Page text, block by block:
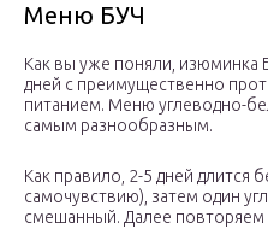
Меню БУЧ
Как вы уже поняли, изюминка
дней с преимущественно
питанием. Меню углеводно-
самым разнообразным.
Как правило, 2-5 дней длится
самочувствию), затем один
смешанный. Далее повторяем